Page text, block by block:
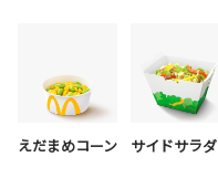
えだまめコーン サイドサラダ